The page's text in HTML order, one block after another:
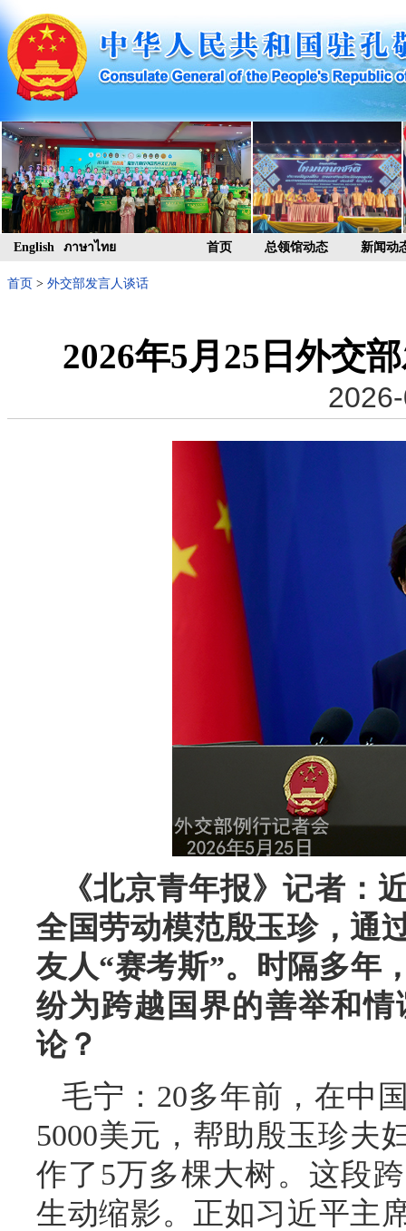
English ภาษาไทย 首页 总领馆动态 新闻动
首页 > 外交部发言人谈话
2026年5月25日外交
《北京青年报》记者：
全国劳动模范殷玉珍，通
友人“赛考斯”。时隔多年
纷为跨越国界的善举和
论？
毛宁：20多年前，在中
5000美元，帮助殷玉珍夫
作了5万多棵大树。这段
生动缩影。正如习近平主